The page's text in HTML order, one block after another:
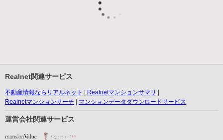
Realnet関連サービス
不動産情報ならリアルネット
Realnetマンションサマリ
Realnetマンションサーチ
マンションデータダウンロードサービス
運営会社関連サービス